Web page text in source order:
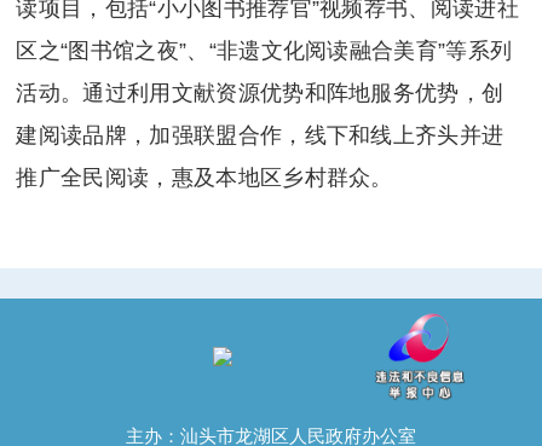
读项目，包括“小小图书推荐官”视频荐书、阅读进社
区之“图书馆之夜”、“非遗文化阅读融合美育”等系列
活动。通过利用文献资源优势和阵地服务优势，创
建阅读品牌，加强联盟合作，线下和线上齐头并进
推广全民阅读，惠及本地区乡村群众。
主办：汕头市龙湖区人民政府办公室